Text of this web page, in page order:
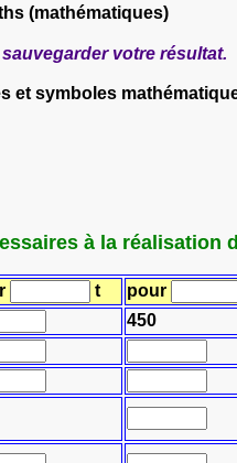
(mathématiques)
votre résultat.
et symboles
à la réalisation
t pour
450